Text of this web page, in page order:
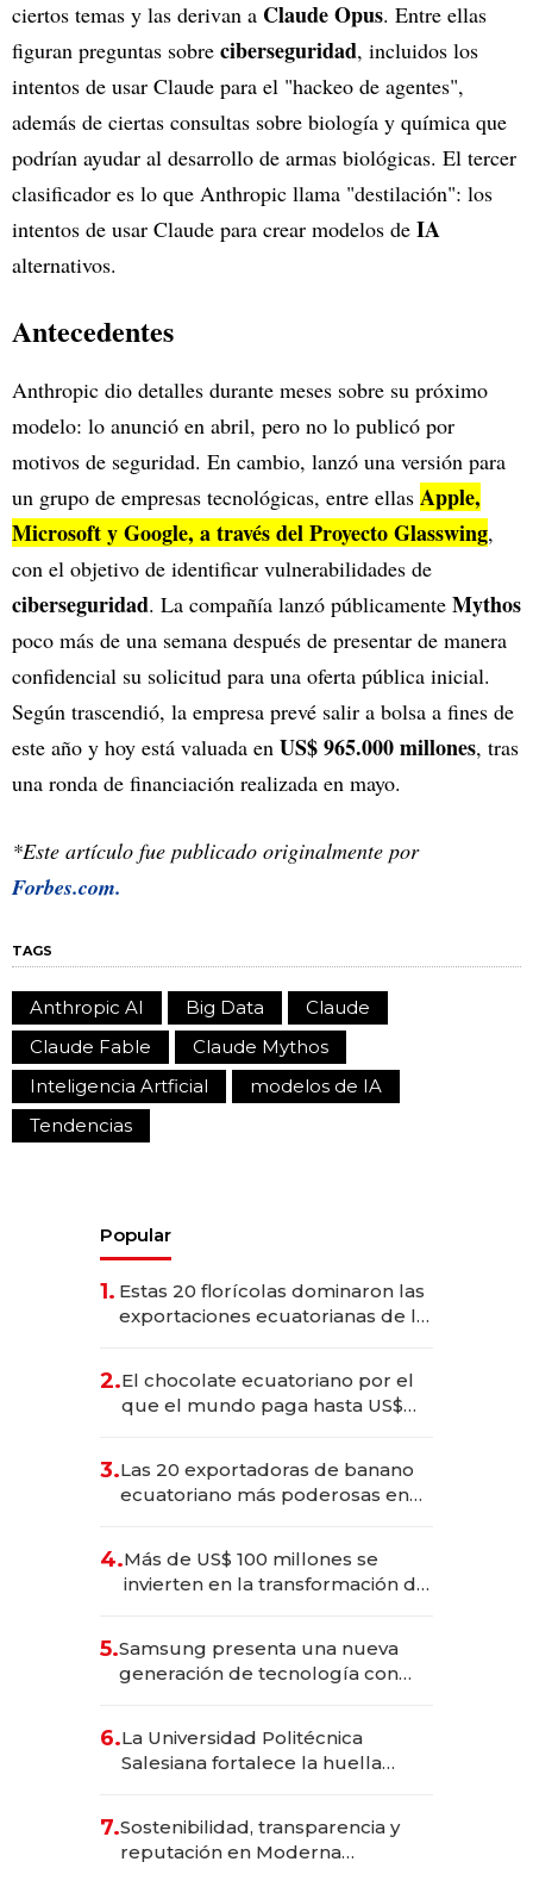
ciertos temas y las derivan a Claude Opus. Entre ellas
figuran preguntas sobre ciberseguridad, incluidos los
intentos de usar Claude para el "hackeo de agentes",
además de ciertas consultas sobre biología y química que
podrían ayudar al desarrollo de armas biológicas. El tercer
clasificador es lo que Anthropic llama "destilación": los
intentos de usar Claude para crear modelos de IA
alternativos.
Antecedentes
Anthropic dio detalles durante meses sobre su próximo
modelo: lo anunció en abril, pero no lo publicó por
motivos de seguridad. En cambio, lanzó una versión para
un grupo de empresas tecnológicas, entre ellas Apple,
Microsoft y Google, a través del Proyecto Glasswing,
con el objetivo de identificar vulnerabilidades de
ciberseguridad. La compañía lanzó públicamente Mythos
poco más de una semana después de presentar de manera
confidencial su solicitud para una oferta pública inicial.
Según trascendió, la empresa prevé salir a bolsa a fines de
este año y hoy está valuada en US$ 965.000 millones, tras
una ronda de financiación realizada en mayo.
*Este artículo fue publicado originalmente por
Forbes.com.
TAGS
Anthropic AI Big Data
Claude
Claude Fable
Claude Mythos
Inteligencia Artficial
modelos de IA
Tendencias
Popular
1. Estas 20 florícolas dominaron las
exportaciones ecuatorianas de la
2.El chocolate ecuatoriano por el
que el mundo paga hasta US$
3.Las 20 exportadoras de banano
ecuatoriano más poderosas en
4.Más de US$ 100 millones se
invierten en la transformación de
5.Samsung presenta una nueva
generación de tecnología con
6.La Universidad Politécnica
Salesiana fortalece la huella
7.Sostenibilidad, transparencia y
reputación en Moderna